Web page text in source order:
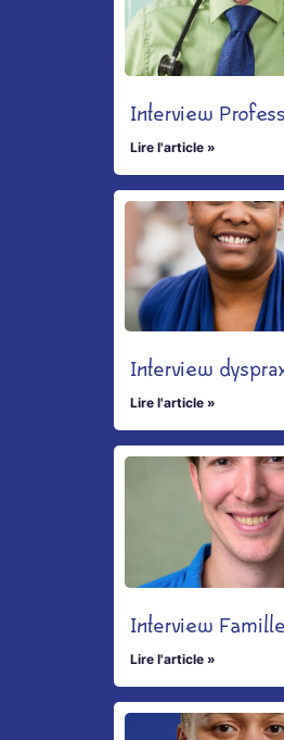
Interview
Lire l'article »
Interview
Lire l'article »
Interview
Lire l'article »